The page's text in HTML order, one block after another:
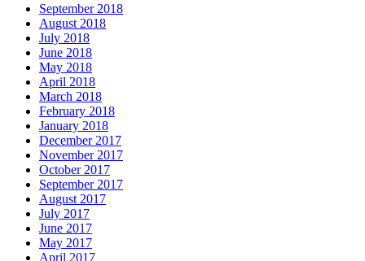
September 2018
August 2018
July 2018
June 2018
May 2018
April 2018
March 2018
February 2018
January 2018
December 2017
November 2017
October 2017
September 2017
August 2017
July 2017
June 2017
May 2017
April 2017